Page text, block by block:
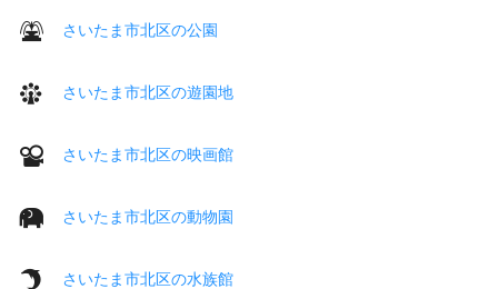
さいたま市北区の公園
さいたま市北区の遊園地
さいたま市北区の映画館
さいたま市北区の動物園
さいたま市北区の水族館